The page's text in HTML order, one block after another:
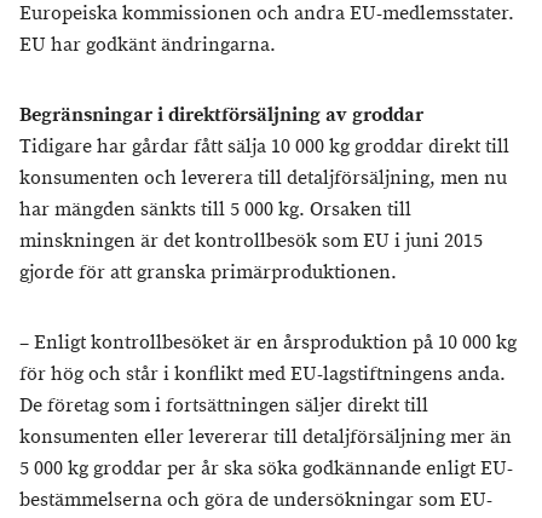
Europeiska kommissionen och andra EU-medlemsstater.
EU har godkänt ändringarna.
Begränsningar i direktförsäljning av groddar
Tidigare har gårdar fått sälja 10 000 kg groddar direkt till
konsumenten och leverera till detaljförsäljning, men nu
har mängden sänkts till 5 000 kg. Orsaken till
minskningen är det kontrollbesök som EU i juni 2015
gjorde för att granska primärproduktionen.
– Enligt kontrollbesöket är en årsproduktion på 10 000 kg
för hög och står i konflikt med EU-lagstiftningens anda.
De företag som i fortsättningen säljer direkt till
konsumenten eller levererar till detaljförsäljning mer än
5 000 kg groddar per år ska söka godkännande enligt EU-
bestämmelserna och göra de undersökningar som EU-